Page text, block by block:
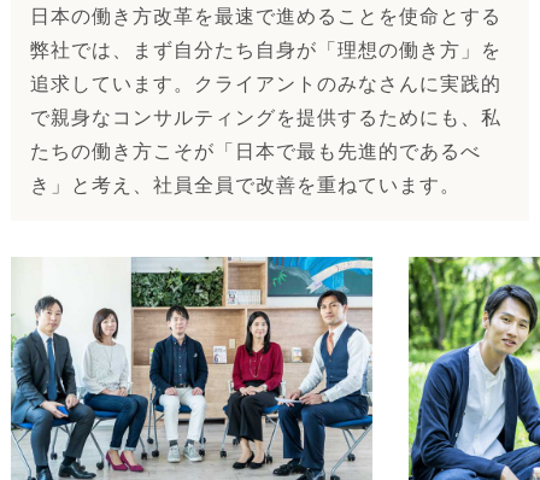
日本の働き方改革を最速で進めることを使命とする
弊社では、まず自分たち自身が「理想の働き方」を
追求しています。クライアントのみなさんに実践的
で親身なコンサルティングを提供するためにも、私
たちの働き方こそが「日本で最も先進的であるべ
き」と考え、社員全員で改善を重ねています。